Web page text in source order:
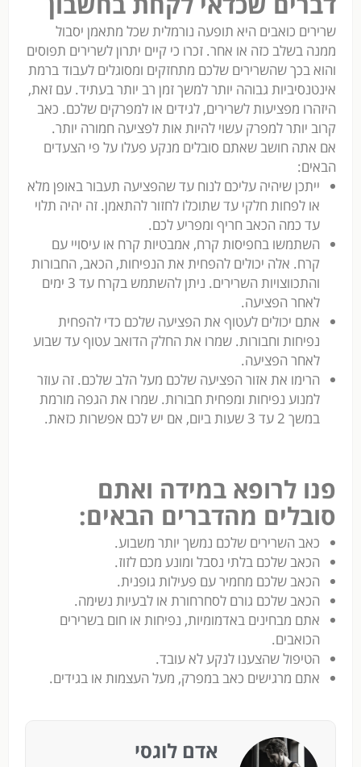
שרירים כואבים היא תופעה נורמלית שכל מתאמן יסבול
ממנה בשלב כזה או אחר. זכרו כי קיים יתרון לשרירים תפוסים
והוא בכך שהשרירים שלכם מתחזקים ומסוגלים לעבוד ברמת
אינטנסיביות גבוהה יותר למשך זמן רב יותר בעתיד. עם זאת,
היזהרו מפציעות לשרירים, לגידים או למפרקים שלכם. כאב
קרוב יותר למפרק עשוי להיות אות לפציעה חמורה יותר.
אם אתה חושב שאתם סובלים מנקע פעלו על פי הצעדים
הבאים:
ייתכן שיהיה עליכם לנוח עד שהפציעה תעבור באופן מלא
או לפחות חלקי עד שתוכלו לחזור להתאמן. זה יהיה תלוי
עד כמה הכאב חריף ומפריע לכם.
השתמשו בחפיסות קרח, אמבטיות קרח או עיסויי עם
קרח. אלה יכולים להפחית את הנפיחות, הכאב, החבורות
והתכווצויות השרירים. ניתן להשתמש בקרח עד 3 ימים
לאחר הפציעה.
אתם יכולים לעטוף את הפציעה שלכם כדי להפחית
נפיחות וחבורות. שמרו את החלק הדואב עטוף עד שבוע
לאחר הפציעה.
הרימו את אזור הפציעה שלכם מעל הלב שלכם. זה עוזר
למנוע נפיחות ומפחית חבורות. שמרו את הגפה מורמת
במשך 2 עד 3 שעות ביום, אם יש לכם אפשרות כזאת.
פנו לרופא במידה ואתם
סובלים מהדברים הבאים:
כאב השרירים שלכם נמשך יותר משבוע.
הכאב שלכם בלתי נסבל ומונע מכם לזוז.
הכאב שלכם מחמיר עם פעילות גופנית.
הכאב שלכם גורם לסחרחורת או לבעיות נשימה.
אתם מבחינים באדמומיות, נפיחות או חום בשרירים
הכואבים.
הטיפול שהצענו לנקע לא עובד.
אתם מרגישים כאב במפרק, מעל העצמות או בגידים.
אדם לוגסי